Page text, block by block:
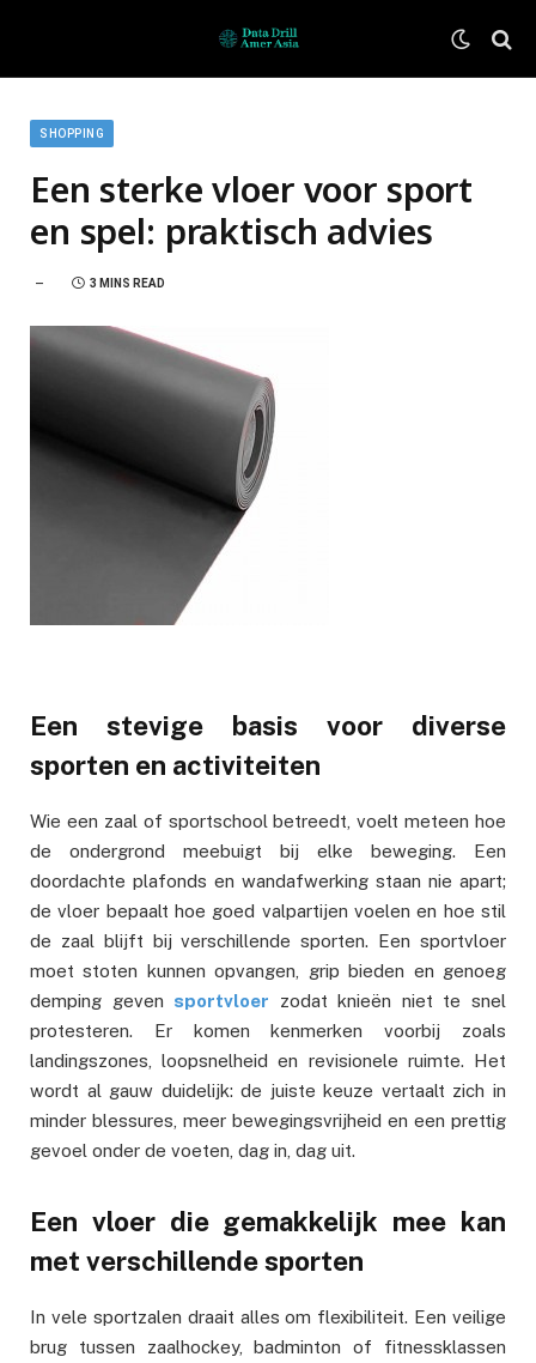
SHOPPING
Een sterke vloer voor sport
en spel: praktisch advies
3 MINS READ
Een stevige basis voor diverse
sporten en activiteiten
Wie een zaal of sportschool betreedt, voelt meteen hoe
de ondergrond meebuigt bij elke beweging. Een
doordachte plafonds en wandafwerking staan nie apart;
de vloer bepaalt hoe goed valpartijen voelen en hoe stil
de zaal blijft bij verschillende sporten. Een sportvloer
moet stoten kunnen opvangen, grip bieden en genoeg
demping geven sportvloer zodat knieën niet te snel
protesteren. Er komen kenmerken voorbij zoals
landingszones, loopsnelheid en revisionele ruimte. Het
wordt al gauw duidelijk: de juiste keuze vertaalt zich in
minder blessures, meer bewegingsvrijheid en een prettig
gevoel onder de voeten, dag in, dag uit.
Een vloer die gemakkelijk mee kan
met verschillende sporten
In vele sportzalen draait alles om flexibiliteit. Een veilige
brug tussen zaalhockey, badminton of fitnessklassen